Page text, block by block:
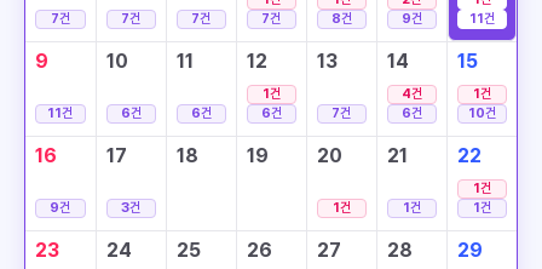
7건 7건 7건
7건
8건
9건
11건
9
11건
10
6건
11
6건
12
1건
6건
13
7건
14
4건
6건
15
1건
10건
16
9건
17
3건
18 19 20
1건
21
1건
22
1건
1건
23 24 25 26 27 28 29